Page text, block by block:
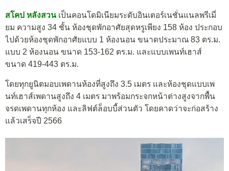
สโคป หลังสวน เป็นคอนโดมิเนียมระดับอินเตอร์เนชั่นแนลพรีเมี่
ยม ความสูง 34 ชั้น ห้องชุดพักอาศัยสุดหรูเพียง 158 ห้อง ประกอบ
ไปด้วยห้องชุดพักอาศัยแบบ 1 ห้องนอน ขนาดประมาณ 83 ตร.ม.
แบบ 2 ห้องนอน ขนาด 153-162 ตร.ม. และแบบเพนท์เฮาส์
ขนาด 419-443 ตร.ม.
โดยทุกยูนิตมอบเพดานห้องที่สูงถึง 3.5 เมตร และห้องชุดแบบเพ
นท์เฮาส์เพดานสูงถึง 4 เมตร มาพร้อมกระจกหน้าต่างสูงจากพื้น
จรดเพดานทุกห้อง และลิฟต์ล็อบบี้ส่วนตัว โดยคาดว่าจะก่อสร้าง
แล้วเสร็จปี 2566